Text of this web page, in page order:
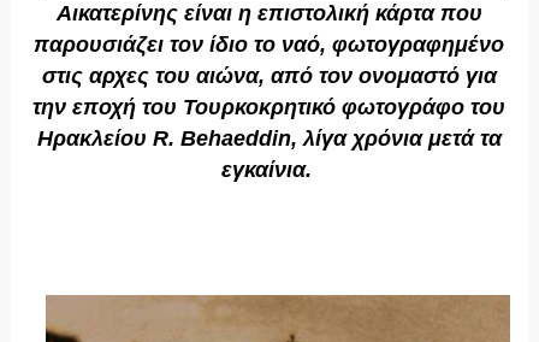
Αικατερίνης είναι η επιστολική κάρτα που
παρουσιάζει τον ίδιο το ναό, φωτογραφημένο
στις αρχες του αιώνα, από τον ονομαστό για
την εποχή του Τουρκοκρητικό φωτογράφο του
Ηρακλείου R. Behaeddin, λίγα χρόνια μετά τα
εγκαίνια.